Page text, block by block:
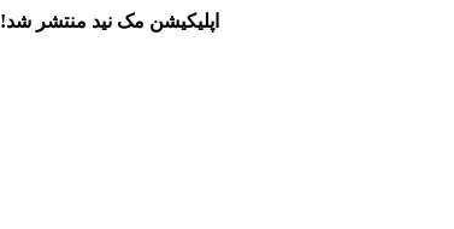
اپلیکیشن مک نید منتشر شد!